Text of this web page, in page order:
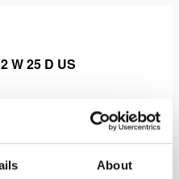
About
W 25 D US